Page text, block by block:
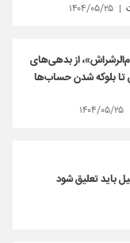
۱۴۰۴/۰۵/۲۵
از بدهی‌های
تا بلوکه شدن حساب‌ها
۱۴۰۴/۰۵/۲۵
باید تعلیق شود